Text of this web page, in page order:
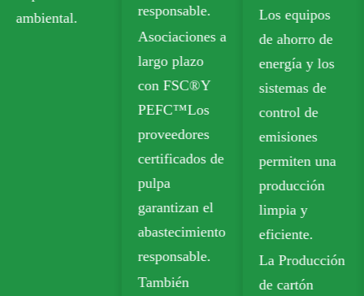
responsable.
Los equipos
de ahorro de
energía y los
sistemas de
control de
emisiones
permiten una
producción
limpia y
eficiente.
La Producción
de cartón
Nuestras
opciones
reciclables
incluyen
Tablero de
caja plegable
(FBB) y
Tablero de
marfil para
embalaje
sostenible.
El papel Kraft